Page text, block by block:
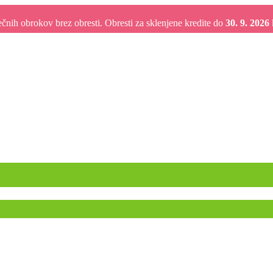
obrokov brez obresti. Obresti za sklenjene kredite do 30. 9. 2026